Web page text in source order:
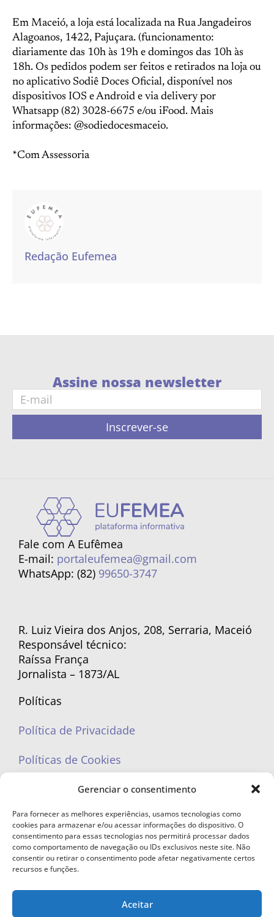
Gerenciar o consentimento
Para fornecer as melhores experiências, usamos tecnologias como
cookies para armazenar e/ou acessar informações do dispositivo. O
consentimento para essas tecnologias nos permitirá processar dados
como comportamento de navegação ou IDs exclusivos neste site. Não
consentir ou retirar o consentimento pode afetar negativamente certos
recursos e funções.
Aceitar
Em Maceió, a loja está localizada na Rua Jangadeiros
Alagoanos, 1422, Pajuçara. (funcionamento:
diariamente das 10h às 19h e domingos das 10h às
18h. Os pedidos podem ser feitos e retirados na loja ou
no aplicativo Sodiê Doces Oficial, disponível nos
dispositivos IOS e Android e via delivery por
Whatsapp (82) 3028-6675 e/ou iFood. Mais
informações: @sodiedocesmaceio.
*Com Assessoria
Redação Eufemea
Assine nossa newsletter
Inscrever-se
Fale com A Eufêmea
E-mail: portaleufemea@gmail.com
WhatsApp: (82) 99650-3747
R. Luiz Vieira dos Anjos, 208, Serraria, Maceió
Responsável técnico:
Raíssa França
Jornalista – 1873/AL
Políticas
Política de Privacidade
Políticas de Cookies
portaleufemea@gmail.com
© Copyright 2023 - Todos os direitos reservados. Proibida cópia total ou